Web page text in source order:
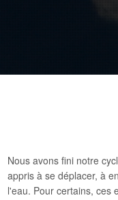
Nous avons fini notre
appris à se déplacer, à
l'eau. Pour certains, ces